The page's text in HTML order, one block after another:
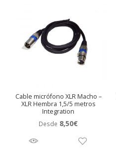
Cable micrófono XLR Macho –
XLR Hembra 1,5/5 metros
Integration
Desde 8,50€